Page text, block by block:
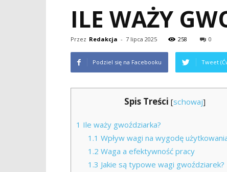
ILE WAŻY
Przez Redakcja - 7 lipca 2025 258 0
Podziel się na Facebooku Tweet
Spis Treści [schowaj]
1 Ile waży gwoździarka?
1.1 Wpływ wagi na wygodę
1.2 Waga a efektywność pracy
1.3 Jakie są typowe wagi gwoździarek?